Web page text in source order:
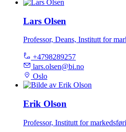
Lars Olsen
Professor, Deans, Institutt for
+4798289257
lars.olsen@bi.no
Oslo
Erik Olson
Professor, Institutt for